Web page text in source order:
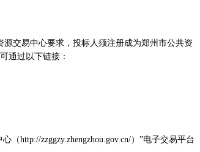
源交易中心要求，投标人须注册成为郑州市公共资
通过以下链接：
http://zzggzy.zhengzhou.gov.cn/）”电子交易平台